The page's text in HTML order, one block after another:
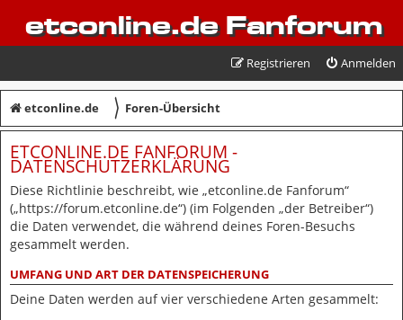
etconline.de Fanforum
Anmelden
Registrieren
etconline.de 〉 Foren-Übersicht
ETCONLINE.DE FANFORUM -
DATENSCHUTZERKLÄRUNG
Diese Richtlinie beschreibt, wie „etconline.de Fanforum“
(„https://forum.etconline.de“) (im Folgenden „der Betreiber“)
die Daten verwendet, die während deines Foren-Besuchs
gesammelt werden.
UMFANG UND ART DER DATENSPEICHERUNG
Deine Daten werden auf vier verschiedene Arten gesammelt: